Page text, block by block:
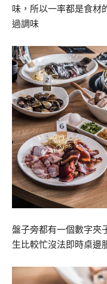
味，所以一率都是食材
過調味
盤子旁都有一個數字夾
生比較忙沒法即時桌邊